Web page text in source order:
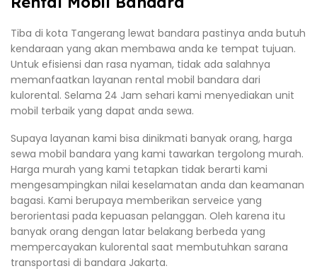
Tiba di kota Tangerang lewat bandara pastinya anda butuh
kendaraan yang akan membawa anda ke tempat tujuan.
Untuk efisiensi dan rasa nyaman, tidak ada salahnya
memanfaatkan layanan rental mobil bandara dari
kulorental. Selama 24 Jam sehari kami menyediakan unit
mobil terbaik yang dapat anda sewa.
Supaya layanan kami bisa dinikmati banyak orang, harga
sewa mobil bandara yang kami tawarkan tergolong murah.
Harga murah yang kami tetapkan tidak berarti kami
mengesampingkan nilai keselamatan anda dan keamanan
bagasi. Kami berupaya memberikan serveice yang
berorientasi pada kepuasan pelanggan. Oleh karena itu
banyak orang dengan latar belakang berbeda yang
mempercayakan kulorental saat membutuhkan sarana
transportasi di bandara Jakarta.